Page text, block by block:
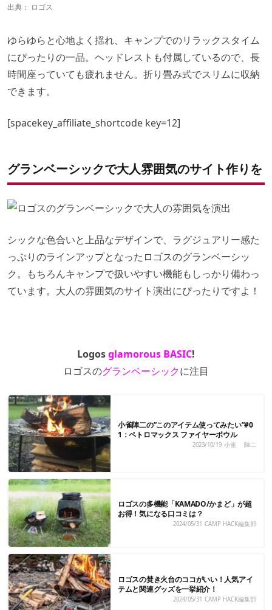
出典： ロゴス
ゆらゆらと心地よく揺れ、キャンプでのリラックスタイム
にぴったりの一品。ヘッドレストも付属しているので、長
時間座っていても疲れません。折り畳み式でスリムに収納
できます。
[spacekey_affiliate_shortcode key=12]
グランベーシックで大人雰囲気のサイト作りを
シックな色合いと上品なデザインで、ラグジュアリー感た
っぷりのラインアップとなったロゴスのグランベーシッ
ク。もちろんキャンプで扱いやすい機能もしっかり備わっ
ています。大人の雰囲気のサイト演出にぴったりですよ！
Logosglamorous BASIC!
ロゴスのグランベーシックに注目
小雀陣二の”このアイテム使ってみたい”#0
1：ペトロマックス ファイヤーボウル
2023/10/19 小雀 陣二
ロゴスの多機能「KAMADO/かまど」が超
お得！気になる口コミは？
2024/05/31 CAMP HACK編集部
ロゴスの焚き火台のココがいい！人気アイ
テムと関連グッズを一挙紹介！
2024/05/31 CAMP HACK編集部